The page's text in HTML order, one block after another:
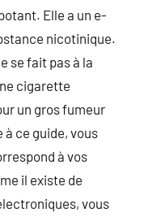
Elle a un e-
nicotinique.
se fait pas à la
cigarette
un gros fumeur
à ce guide, vous
à vos
il existe de
vous